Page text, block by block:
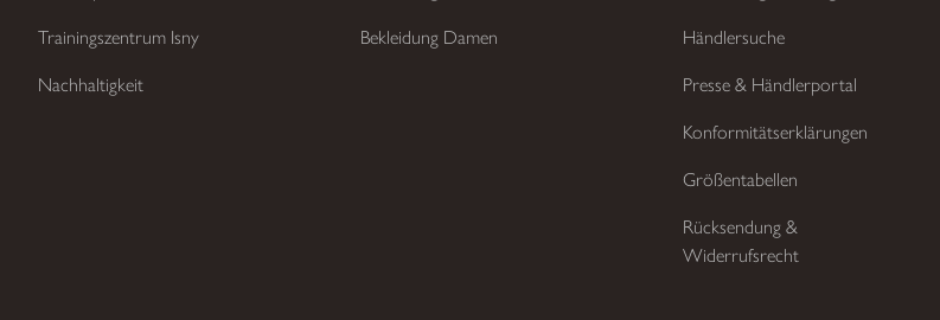
Trainingszentrum Isny
Nachhaltigkeit
Bekleidung Damen Händlersuche
Presse & Händlerportal
Konformitätserklärungen
Größentabellen
Rücksendung &
Widerrufsrecht